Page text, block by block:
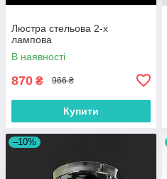
Люстра стельова 2-х
лампова
В наявності
870 ₴ 966 ₴
Купити
–10%